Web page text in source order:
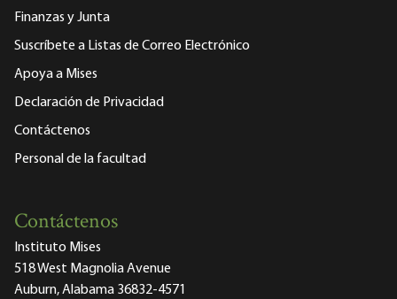
Finanzas y Junta
Suscríbete a Listas de Correo Electrónico
Apoya a Mises
Declaración de Privacidad
Contáctenos
Personal de la facultad
Contáctenos
Instituto Mises
518 West Magnolia Avenue
Auburn, Alabama 36832-4571